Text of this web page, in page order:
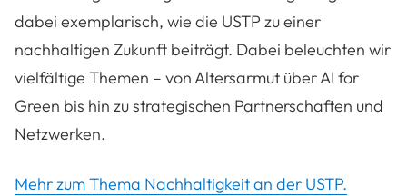
dabei exemplarisch, wie die USTP zu einer
nachhaltigen Zukunft beiträgt. Dabei beleuchten wir
vielfältige Themen – von Altersarmut über AI for
Green bis hin zu strategischen Partnerschaften und
Netzwerken.
Mehr zum Thema Nachhaltigkeit an der USTP.